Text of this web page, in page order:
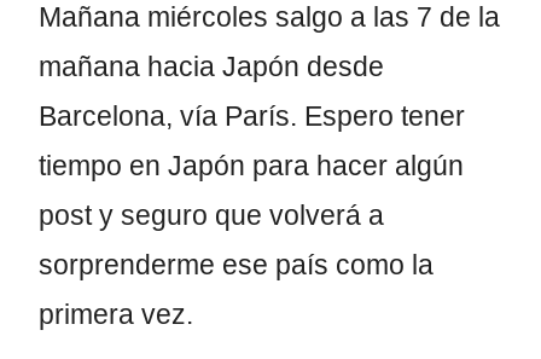
Mañana miércoles salgo a las 7 de la
mañana hacia Japón desde
Barcelona, vía París. Espero tener
tiempo en Japón para hacer algún
post y seguro que volverá a
sorprenderme ese país como la
primera vez.